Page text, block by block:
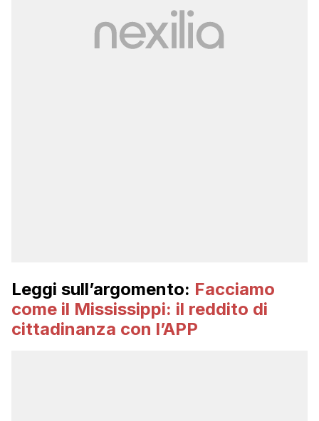
Leggi sull’argomento: Facciamo
come il Mississippi: il reddito di
cittadinanza con l’APP